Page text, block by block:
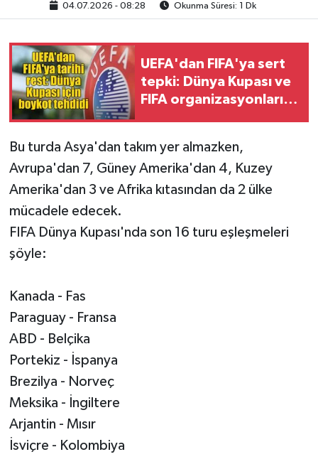
04.07.2026 - 08:28 Okunma Süresi: 1 Dk
UEFA'dan FIFA'ya sert
tepki: Dünya Kupası ve
FIFA organizasyonları
Bu turda Asya'dan takım yer almazken,
Avrupa'dan 7, Güney Amerika'dan 4, Kuzey
Amerika'dan 3 ve Afrika kıtasından da 2 ülke
mücadele edecek.
FIFA Dünya Kupası'nda son 16 turu eşleşmeleri
şöyle:
Kanada - Fas
Paraguay - Fransa
ABD - Belçika
Portekiz - İspanya
Brezilya - Norveç
Meksika - İngiltere
Arjantin - Mısır
İsviçre - Kolombiya